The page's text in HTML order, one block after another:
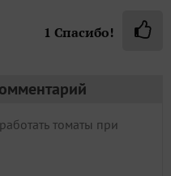
1 Спасибо!